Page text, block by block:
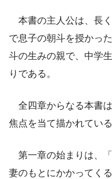
本書の主人公は、長
で息子の朝斗を授かっ
斗の生みの親で、中学
りである。
全四章からなる本書
焦点を当て描かれている
第一章の始まりは、
妻のもとにかかってく